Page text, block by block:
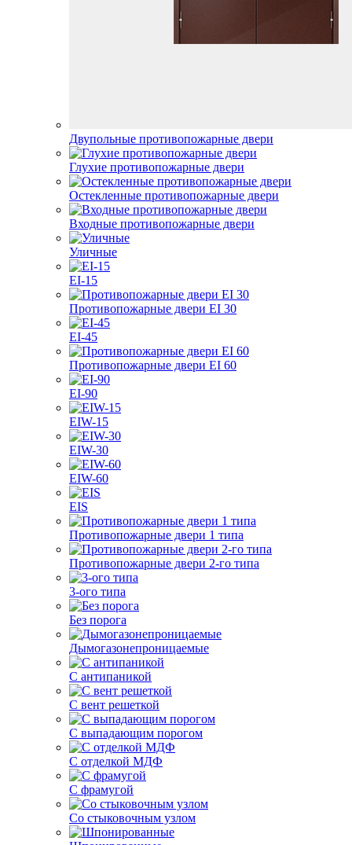
Двупольные противопожарные двери
Глухие противопожарные двери
Остекленные противопожарные двери
Входные противопожарные двери
Уличные
EI-15
Противопожарные двери EI 30
EI-45
Противопожарные двери EI 60
EI-90
EIW-15
EIW-30
EIW-60
EIS
Противопожарные двери 1 типа
Противопожарные двери 2-го типа
3-ого типа
Без порога
Дымогазонепроницаемые
С антипаникой
С вент решеткой
С выпадающим порогом
С отделкой МДФ
С фрамугой
Со стыковочным узлом